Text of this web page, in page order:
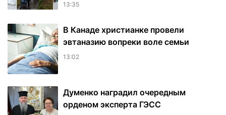
13:35
В Канаде христианке провели
эвтаназию вопреки воле семьи
13:02
Думенко наградил очередным
орденом эксперта ГЭСС